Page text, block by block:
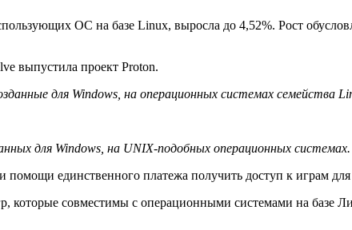
ОС на базе Linux, выросла до 4,52%. Рост
выпустила проект Proton.
для Windows, на операционных системах семейства
для Windows, на UNIX-подобных операционных системах.
единственного платежа получить доступ к играм
которые совместимы с операционными системами на базе